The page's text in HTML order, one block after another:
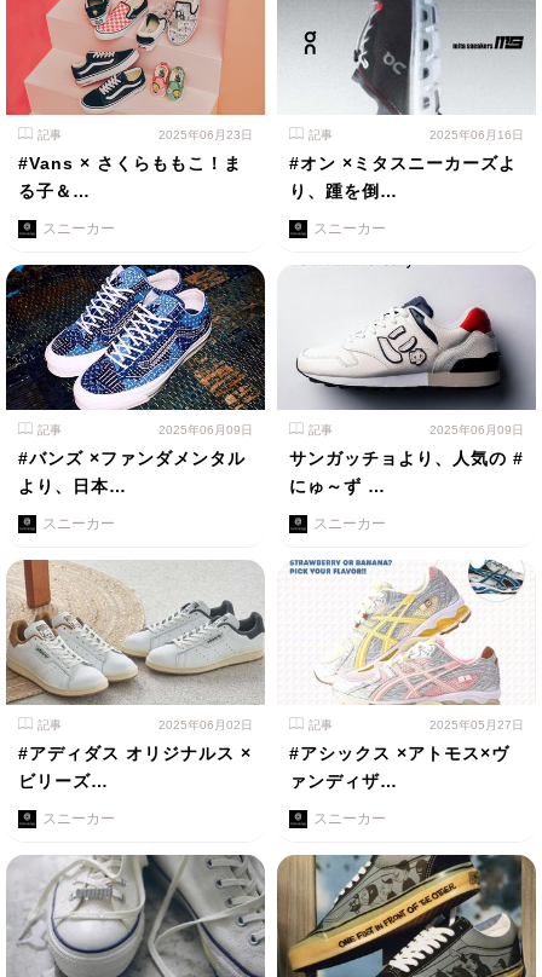
記事 2025年06月23日
#Vans × さくらももこ！ま
る子＆…
スニーカー
記事 2025年06月16日
#オン ×ミタスニーカーズよ
り、踵を倒…
スニーカー
記事 2025年06月09日
#バンズ ×ファンダメンタル
より、日本…
スニーカー
記事 2025年06月09日
サンガッチョより、人気の #
にゅ～ず …
スニーカー
記事 2025年06月02日
#アディダス オリジナルス ×
ビリーズ…
スニーカー
記事 2025年05月27日
#アシックス ×アトモス×ヴ
ァンディザ…
スニーカー